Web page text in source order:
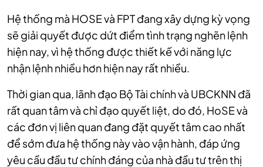
Hệ thống mà HOSE và FPT đang xây dựng kỳ vọng
sẽ giải quyết được dứt điểm tình trạng nghẽn lệnh
hiện nay, vì hệ thống được thiết kế với năng lực
nhận lệnh nhiều hơn hiện nay rất nhiều.
Thời gian qua, lãnh đạo Bộ Tài chính và UBCKNN đã
rất quan tâm và chỉ đạo quyết liệt, do đó, HoSE và
các đơn vị liên quan đang đặt quyết tâm cao nhất
để sớm đưa hệ thống này vào vận hành, đáp ứng
yêu cầu đầu tư chính đáng của nhà đầu tư trên thị